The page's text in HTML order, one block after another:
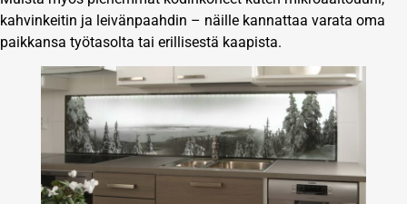
kahvinkeitin ja leivänpaahdin – näille kannattaa varata oma
paikkansa työtasolta tai erillisestä kaapista.